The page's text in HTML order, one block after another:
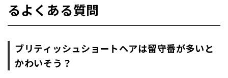
るよくある質問
ブリティッシュショートヘアは留守番が多いと
かわいそう？